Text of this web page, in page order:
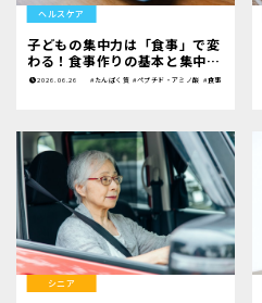
ヘルスケア
子どもの集中力は「食事」で変
わる！食事作りの基本と集中力
を高める食べ物
2026.06.26 #たんぱく質 #ペプチド・アミノ酸 #食事
シニア